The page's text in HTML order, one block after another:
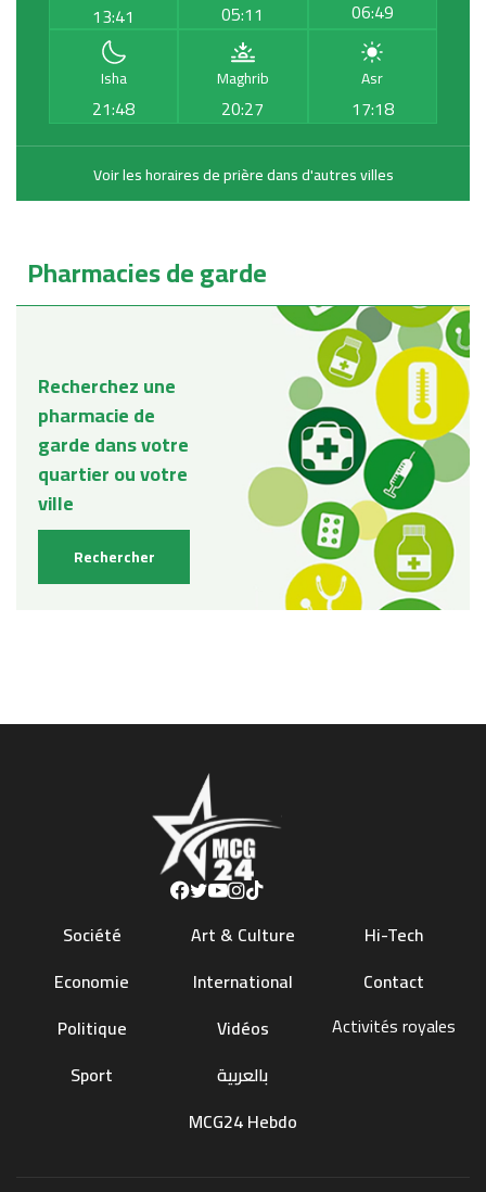
Société
Economie
Politique
Sport
Art & Culture
International
Vidéos
بالعربية
MCG24 Hebdo
Hi-Tech
Contact
Activités royales